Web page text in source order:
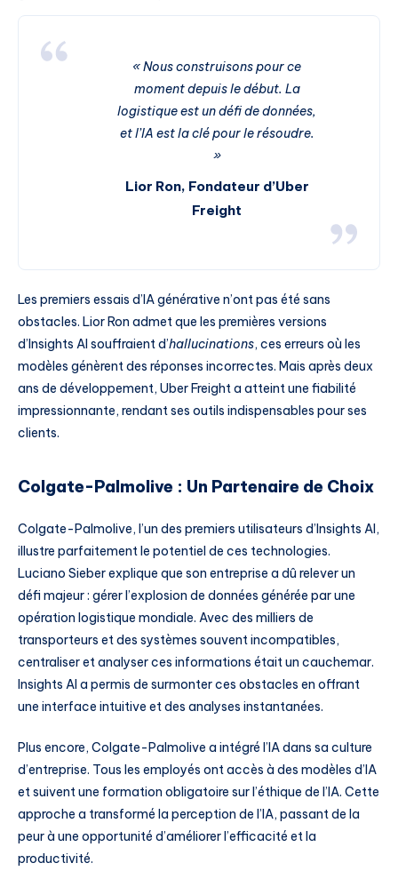
« Nous construisons pour ce
moment depuis le début. La
logistique est un défi de données,
et l’IA est la clé pour le résoudre.
»
Lior Ron, Fondateur d’Uber
Freight
Les premiers essais d’IA générative n’ont pas été sans
obstacles. Lior Ron admet que les premières versions
d’Insights AI souffraient d’hallucinations, ces erreurs où les
modèles génèrent des réponses incorrectes. Mais après deux
ans de développement, Uber Freight a atteint une fiabilité
impressionnante, rendant ses outils indispensables pour ses
clients.
Colgate-Palmolive : Un Partenaire de Choix
Colgate-Palmolive, l’un des premiers utilisateurs d’Insights AI,
illustre parfaitement le potentiel de ces technologies.
Luciano Sieber explique que son entreprise a dû relever un
défi majeur : gérer l’explosion de données générée par une
opération logistique mondiale. Avec des milliers de
transporteurs et des systèmes souvent incompatibles,
centraliser et analyser ces informations était un cauchemar.
Insights AI a permis de surmonter ces obstacles en offrant
une interface intuitive et des analyses instantanées.
Plus encore, Colgate-Palmolive a intégré l’IA dans sa culture
d’entreprise. Tous les employés ont accès à des modèles d’IA
et suivent une formation obligatoire sur l’éthique de l’IA. Cette
approche a transformé la perception de l’IA, passant de la
peur à une opportunité d’améliorer l’efficacité et la
productivité.